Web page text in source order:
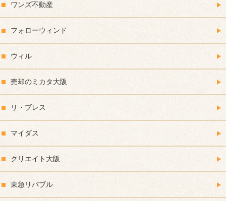
ワンズ不動産
フォローウィンド
ウィル
売却のミカタ大阪
リ・ブレス
マイダス
クリエイト大阪
東急リバブル